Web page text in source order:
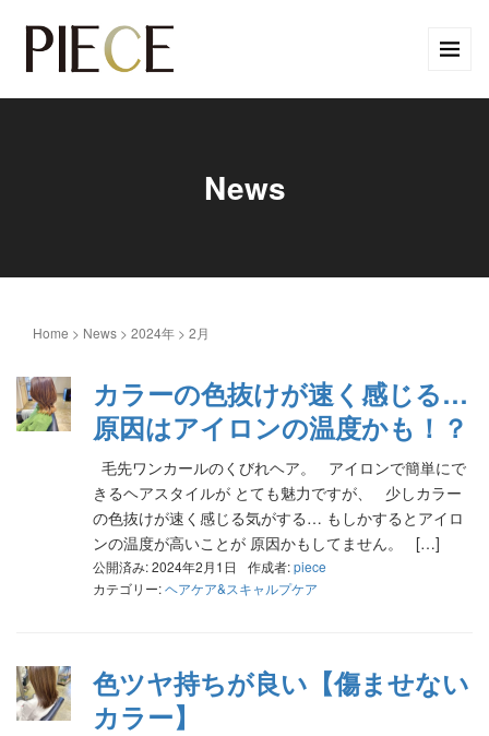
News
Home > News > 2024年 > 2月
カラーの色抜けが速く感じる…
原因はアイロンの温度かも！？
毛先ワンカールのくびれヘア。 アイロンで簡単にで
きるヘアスタイルが とても魅力ですが、 少しカラー
の色抜けが速く感じる気がする… もしかするとアイロ
ンの温度が高いことが 原因かもしてません。 […]
公開済み: 2024年2月1日 作成者:piece
カテゴリー:ヘアケア&スキャルプケア
色ツヤ持ちが良い【傷ませない
カラー】